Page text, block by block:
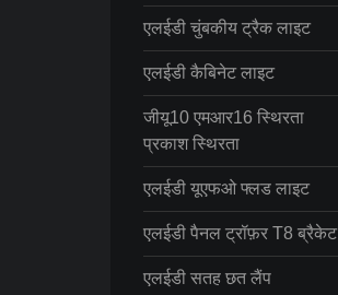
एलईडी चुंबकीय ट्रैक लाइट
एलईडी कैबिनेट लाइट
जीयू10 एमआर16 स्थिरता
प्रकाश स्थिरता
एलईडी यूएफओ फ्लड लाइट
एलईडी पैनल ट्रॉफ़र T8 ब्रैकेट
एलईडी सतह छत लैंप